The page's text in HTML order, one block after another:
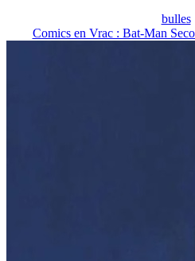
bulles
Comics en Vrac : Bat-Man